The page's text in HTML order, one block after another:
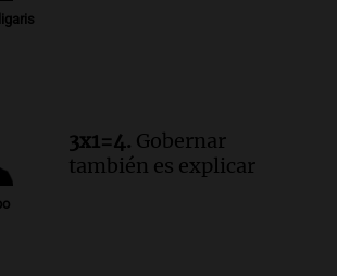
viento complica el combate
forestal en Villa Yacanto
3x1=4. Gobernar
también es explicar